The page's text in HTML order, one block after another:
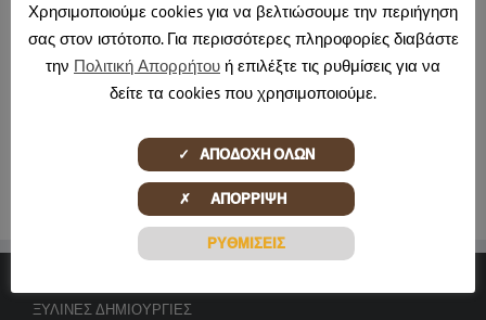
About the Author: pontadmin
ΞΎΛΙΝΕΣ ΔΗΜΙΟΥΡΓΊΕΣ
Χρησιμοποιούμε cookies για να βελτιώσουμε την περιήγηση
σας στον ιστότοπο. Για περισσότερες πληροφορίες διαβάστε
την Πολιτική Απορρήτου ή επιλέξτε τις ρυθμίσεις για να
δείτε τα cookies που χρησιμοποιούμε.
ΡΥΘΜΙΣΕΙΣ
✓ ΑΠΟΔΟΧΗ ΟΛΩΝ
✗ ΑΠΟΡΡΙΨΗ